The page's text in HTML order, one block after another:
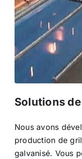
Solutions
Nous avons
production de
galvanisé. Vous